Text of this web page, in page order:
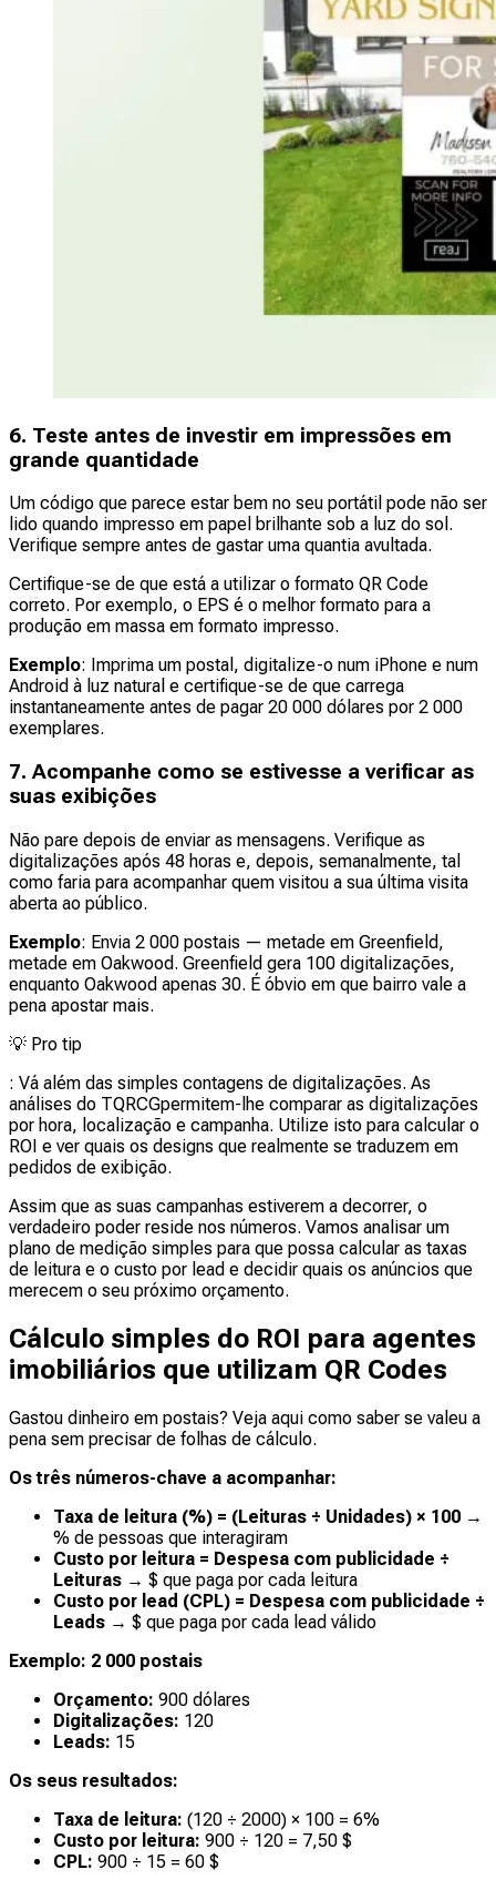
6. Teste antes de investir em impressões em
grande quantidade
Um código que parece estar bem no seu portátil pode não ser
lido quando impresso em papel brilhante sob a luz do sol.
Verifique sempre antes de gastar uma quantia avultada.
Certifique-se de que está a utilizar o formato QR Code
correto. Por exemplo, o EPS é o melhor formato para a
produção em massa em formato impresso.
Exemplo: Imprima um postal, digitalize-o num iPhone e num
Android à luz natural e certifique-se de que carrega
instantaneamente antes de pagar 20 000 dólares por 2 000
exemplares.
7. Acompanhe como se estivesse a verificar as
suas exibições
Não pare depois de enviar as mensagens. Verifique as
digitalizações após 48 horas e, depois, semanalmente, tal
como faria para acompanhar quem visitou a sua última visita
aberta ao público.
Exemplo: Envia 2 000 postais — metade em Greenfield,
metade em Oakwood. Greenfield gera 100 digitalizações,
enquanto Oakwood apenas 30. É óbvio em que bairro vale a
pena apostar mais.
💡 Pro tip
: Vá além das simples contagens de digitalizações. As
análises do TQRCGpermitem-lhe comparar as digitalizações
por hora, localização e campanha. Utilize isto para calcular o
ROI e ver quais os designs que realmente se traduzem em
pedidos de exibição.
Assim que as suas campanhas estiverem a decorrer, o
verdadeiro poder reside nos números. Vamos analisar um
plano de medição simples para que possa calcular as taxas
de leitura e o custo por lead e decidir quais os anúncios que
merecem o seu próximo orçamento.
Cálculo simples do ROI para agentes
imobiliários que utilizam QR Codes
Gastou dinheiro em postais? Veja aqui como saber se valeu a
pena sem precisar de folhas de cálculo.
Os três números-chave a acompanhar:
Taxa de leitura (%) = (Leituras ÷ Unidades) × 100 →
% de pessoas que interagiram
Custo por leitura = Despesa com publicidade ÷
Leituras → $ que paga por cada leitura
Custo por lead (CPL) = Despesa com publicidade ÷
Leads → $ que paga por cada lead válido
Exemplo: 2 000 postais
Orçamento: 900 dólares
Digitalizações: 120
Leads: 15
Os seus resultados:
Taxa de leitura: (120 ÷ 2000) × 100 = 6%
Custo por leitura: 900 ÷ 120 = 7,50 $
CPL: 900 ÷ 15 = 60 $